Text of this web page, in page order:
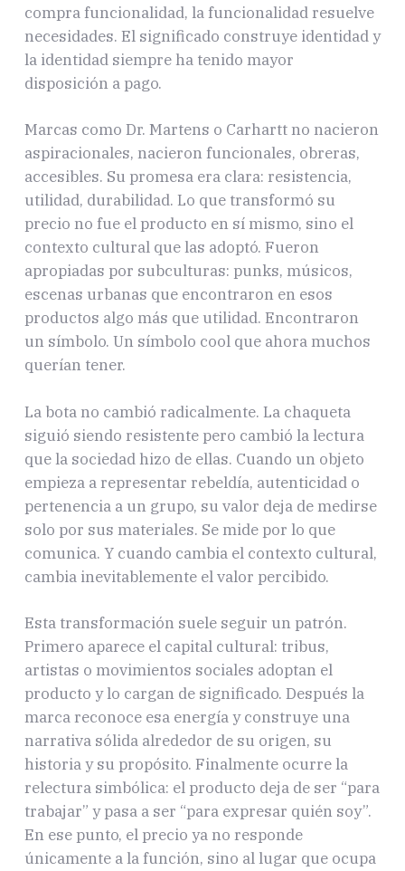
compra funcionalidad, la funcionalidad resuelve
necesidades. El significado construye identidad y
la identidad siempre ha tenido mayor
disposición a pago.
Marcas como Dr. Martens o Carhartt no nacieron
aspiracionales, nacieron funcionales, obreras,
accesibles. Su promesa era clara: resistencia,
utilidad, durabilidad. Lo que transformó su
precio no fue el producto en sí mismo, sino el
contexto cultural que las adoptó. Fueron
apropiadas por subculturas: punks, músicos,
escenas urbanas que encontraron en esos
productos algo más que utilidad. Encontraron
un símbolo. Un símbolo cool que ahora muchos
querían tener.
La bota no cambió radicalmente. La chaqueta
siguió siendo resistente pero cambió la lectura
que la sociedad hizo de ellas. Cuando un objeto
empieza a representar rebeldía, autenticidad o
pertenencia a un grupo, su valor deja de medirse
solo por sus materiales. Se mide por lo que
comunica. Y cuando cambia el contexto cultural,
cambia inevitablemente el valor percibido.
Esta transformación suele seguir un patrón.
Primero aparece el capital cultural: tribus,
artistas o movimientos sociales adoptan el
producto y lo cargan de significado. Después la
marca reconoce esa energía y construye una
narrativa sólida alrededor de su origen, su
historia y su propósito. Finalmente ocurre la
relectura simbólica: el producto deja de ser “para
trabajar” y pasa a ser “para expresar quién soy”.
En ese punto, el precio ya no responde
únicamente a la función, sino al lugar que ocupa